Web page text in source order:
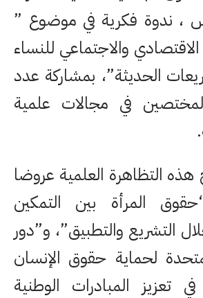
، ندوة فكرية في موضوع ”
والاجتماعي للنساء
الحديثة”، بمشاركة عدد
في مجالات علمية
التظاهرة العلمية عروضا
المرأة بين التمكين
التشريع والتطبيق”، و”دور
لحماية حقوق الإنسان
تعزيز المبادرات الوطنية